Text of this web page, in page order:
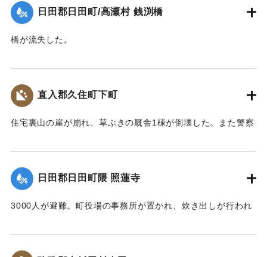
｜固有コード:00268350
日田郡日田町/高瀬村 銭渕橋
橋が流失した。
｜固有コード:00268351
直入郡久住町下町
住宅裏山の崖が崩れ、草ぶきの厩舎1棟が倒壊した。また警察
｜固有コード:
日田郡日田町隈 照蓮寺
3000人が避難。町役場の事務所が置かれ、炊き出しが行われ